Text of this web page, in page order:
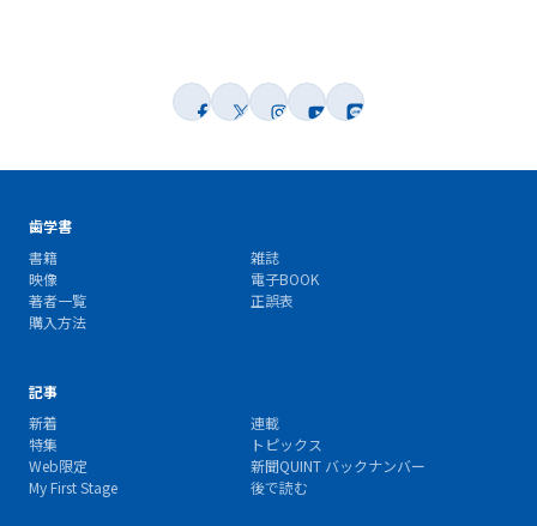
歯学書
書籍
雑誌
映像
電子BOOK
著者一覧
正誤表
購入方法
記事
新着
連載
特集
トピックス
Web限定
新聞QUINT バックナンバー
My First Stage
後で読む